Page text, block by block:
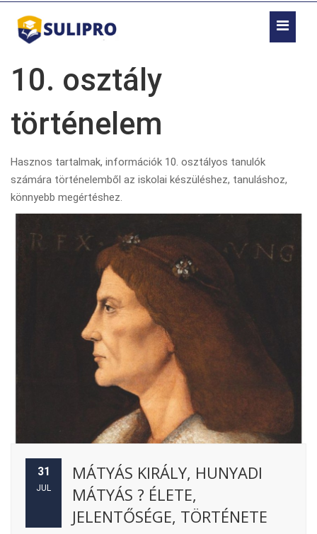
10. osztály
történelem
Hasznos tartalmak, információk 10. osztályos tanulók
számára történelemből az iskolai készüléshez, tanuláshoz,
könnyebb megértéshez.
31
JUL
MÁTYÁS KIRÁLY, HUNYADI
MÁTYÁS ? ÉLETE,
JELENTŐSÉGE, TÖRTÉNETE